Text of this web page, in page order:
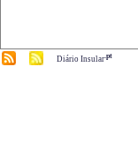
Diário Insular.pt